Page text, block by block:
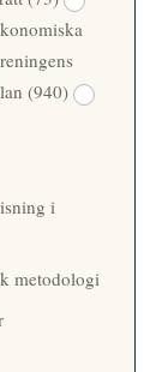
(940)
i
metodologi